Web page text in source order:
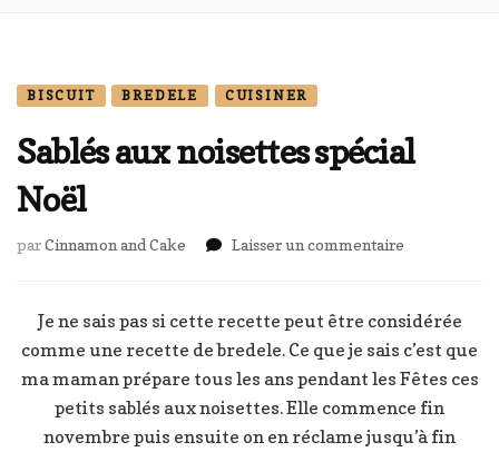
BISCUIT BREDELE CUISINER
Sablés aux noisettes spécial
Noël
parCinnamon and Cake Laisser un commentaire
noisettes
Noël
Je ne sais pas si cette recette peut être considérée
comme une recette de bredele. Ce que je sais c’est que
ma maman prépare tous les ans pendant les Fêtes ces
petits sablés aux noisettes. Elle commence fin
novembre puis ensuite on en réclame jusqu’à fin